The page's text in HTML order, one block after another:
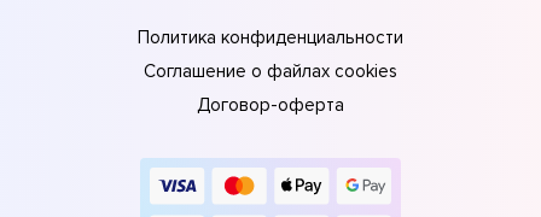
Политика конфиденциальности
Соглашение о файлах cookies
Договор-оферта